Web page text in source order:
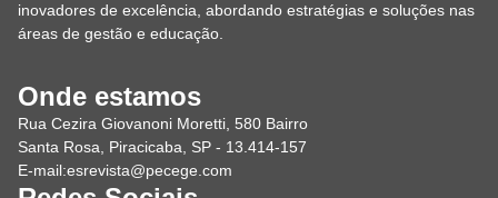
inovadores de excelência, abordando estratégias e soluções nas
áreas de gestão e educação.
Onde estamos
Rua Cezira Giovanoni Moretti, 580 Bairro
Santa Rosa, Piracicaba, SP - 13.414-157
E-mail:esrevista@pecege.com